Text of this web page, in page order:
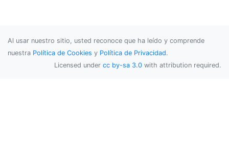
Al usar nuestro sitio, usted reconoce que ha leído y comprende
nuestra Política de Cookies y Política de Privacidad.
Licensed under cc by-sa 3.0 with attribution required.